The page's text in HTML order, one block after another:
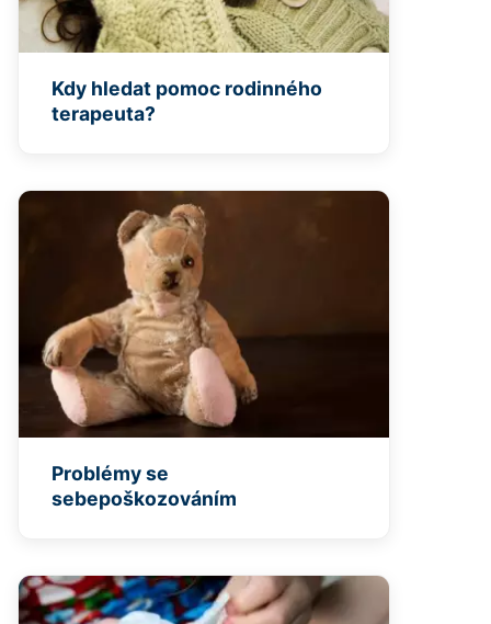
Kdy hledat pomoc rodinného
terapeuta?
Problémy se
sebepoškozováním